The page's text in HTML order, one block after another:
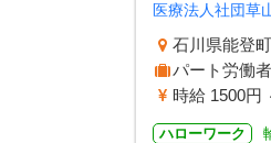
医療法人社団草
石川県能登
パート労働者
時給 1500円
ハローワーク